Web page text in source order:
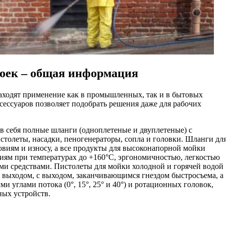
– общая информация
применение как в промышленных, так и в бытовых
позволяет подобрать решения даже для рабочих
полные шланги (одноплетеные и двуплетеные) с
насадки, пеногенераторы, сопла и головки. Шланги
и износу, а все продукты для высоконапорной мойки
при температурах до +160°C, эргономичностью, легкостью
средствами. Пистолеты для мойки холодной и горячей водой
с выходом, заканчивающимся гнездом быстросъема, а
углами потока (0°, 15°, 25° и 40°) и ротационных головок,
устройств.